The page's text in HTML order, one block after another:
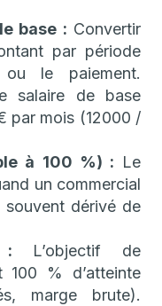
base : Convertir
par période
ou le paiement.
salaire de base
par mois (12000 /
à 100 %) : Le
un commercial
dérivé de
: L’objectif de
100 % d’atteinte
marge brute).